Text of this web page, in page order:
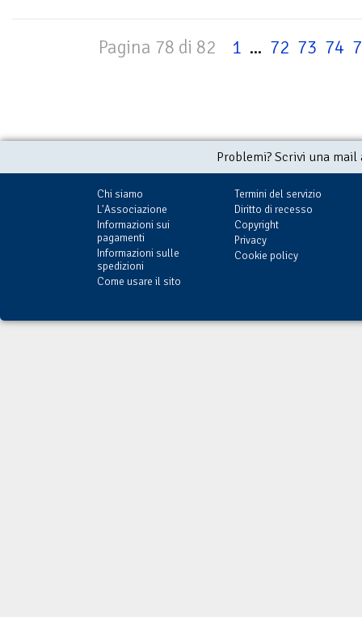
Pagina 78 di 82 1 ... 72 73 74
Problemi? Scrivi una
Chi siamo
L'Associazione
Informazioni sui
pagamenti
Informazioni sulle
spedizioni
Come usare il sito
Termini del servizio
Diritto di recesso
Copyright
Privacy
Cookie policy